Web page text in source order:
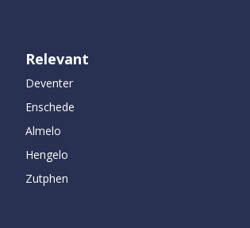
Relevant
Deventer
Enschede
Almelo
Hengelo
Zutphen